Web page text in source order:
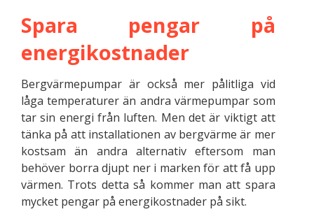
Spara pengar på
energikostnader
Bergvärmepumpar är också mer pålitliga vid
låga temperaturer än andra värmepumpar som
tar sin energi från luften. Men det är viktigt att
tänka på att installationen av bergvärme är mer
kostsam än andra alternativ eftersom man
behöver borra djupt ner i marken för att få upp
värmen. Trots detta så kommer man att spara
mycket pengar på energikostnader på sikt.